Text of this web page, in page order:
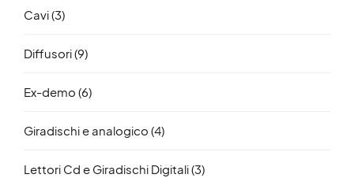
Cavi(3)
Diffusori(9)
Ex-demo (6)
Giradischi e analogico (4)
Lettori Cd e Giradischi Digitali(3)